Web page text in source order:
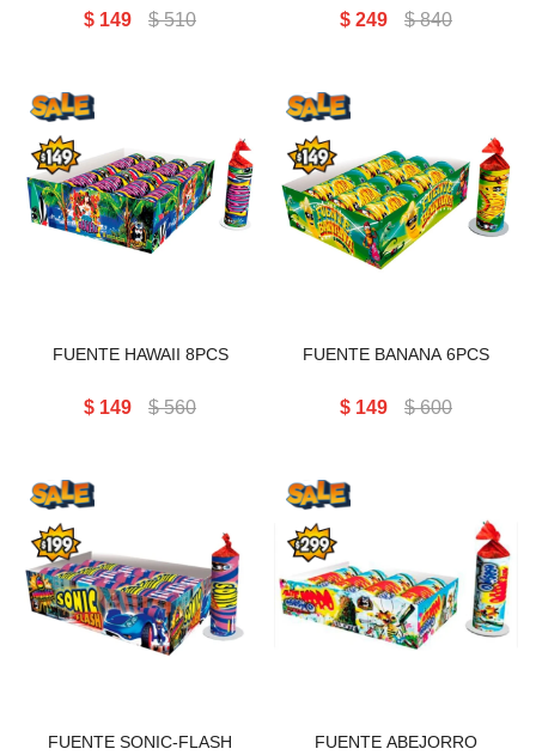
$ 149 $ 510 $ 249 $ 840
FUENTE HAWAII 8PCS
FUENTE HAWAII 8PCS
$ 149 $ 560
FUENTE BANANA 6PCS
FUENTE BANANA 6PCS
$ 149 $ 600
FUENTE SONIC-FLASH
6PCS
FUENTE SONIC-FLASH
FUENTE ABEJORRO
ASESINO 4 Unidades
FUENTE ABEJORRO